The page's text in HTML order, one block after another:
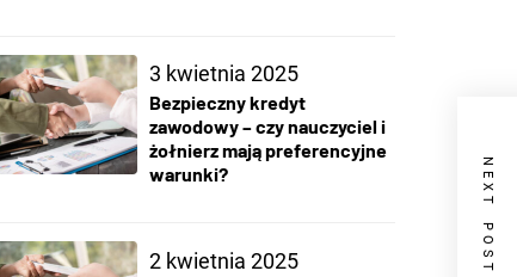
NEXT POST
3 kwietnia 2025
Bezpieczny kredyt
zawodowy – czy nauczyciel i
żołnierz mają preferencyjne
warunki?
2 kwietnia 2025